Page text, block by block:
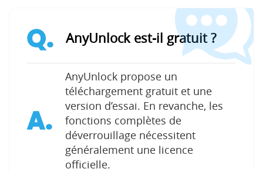
Q. AnyUnlock est-il gratuit ?
A.
AnyUnlock propose un
téléchargement gratuit et une
version d’essai. En revanche, les
fonctions complètes de
déverrouillage nécessitent
généralement une licence
officielle.